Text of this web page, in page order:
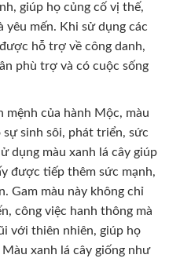
giúp họ củng cố vị thế,
mến. Khi sử dụng các
hỗ trợ về công danh,
phù trợ và có cuộc sống
mệnh của hành Mộc, màu
sinh sôi, phát triển, sức
dụng màu xanh lá cây giúp
được tiếp thêm sức mạnh,
Gam màu này không chỉ
công việc hanh thông mà
với thiên nhiên, giúp họ
xanh lá cây giống như